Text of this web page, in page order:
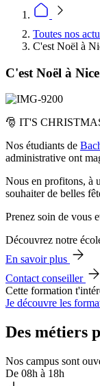
Toutes nos
C'est Noël à
C'est Noël à Nice
🎅 IT'S
Nos étudiants de
administrative ont
Nous en profitons, à
souhaiter de belles
Prenez soin de vous
Découvrez notre
En savoir plus
Contact conseiller
Cette formation
Je découvre les
Des métiers
Nos campus sont
De 08h à 18h